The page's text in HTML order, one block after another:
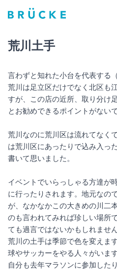
荒川土手
言わずと知れた小台を代表する
荒川は足立区だけでなく北区も
すが、この店の近所、取り分け
とお勧めできるポイントがない
荒川なのに荒川区は流れてなく
は荒川区にあったりで込み入っ
書いて思いました。
イベントでいらっしゃる方達が
に行ったりされます。地元なの
が、なかなかこの大きめの川二
のも言われてみれば珍しい場所
ても過言ではないかもしれません
荒川の土手は季節で色を変えま
球やサッカーをやる人々がいます
自分も去年マラソンに参加した